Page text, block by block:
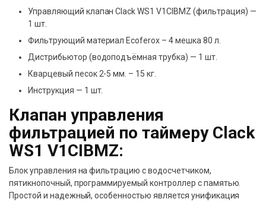
Управляющий клапан Clack WS1 V1CIBMZ (фильтрация) —
1 шт.
Фильтрующий материал Ecoferox – 4 мешка 80 л.
Дистрибьютор (водоподъёмная трубка) — 1 шт.
Кварцевый песок 2-5 мм. – 15 кг.
Инструкция — 1 шт.
Клапан управления
фильтрацией по таймеру Clack
WS1 V1CIBMZ:
Блок управления на фильтрацию с водосчетчиком,
пятикнопочный, программируемый контроллер с памятью.
Простой и надежный, особенностью является унификация